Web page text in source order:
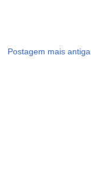
Postagem mais antiga